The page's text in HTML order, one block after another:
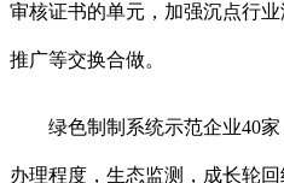
审核证书的单元，加强沉点行
推广等交换合做。
绿色制制系统示范企业40家
办理程度，生态监测，成长轮